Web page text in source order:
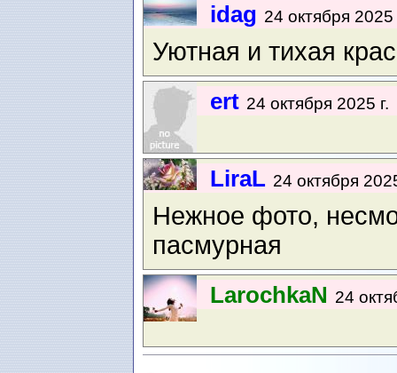
idag 24 октября 2025
Уютная и тихая
ert 24 октября 2025 г.
LiraL 24 октября
Нежное фото,
пасмурная
LarochkaN 24